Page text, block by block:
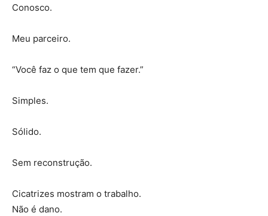
Conosco.
Meu parceiro.
“Você faz o que tem que fazer.”
Simples.
Sólido.
Sem reconstrução.
Cicatrizes mostram o trabalho.
Não é dano.